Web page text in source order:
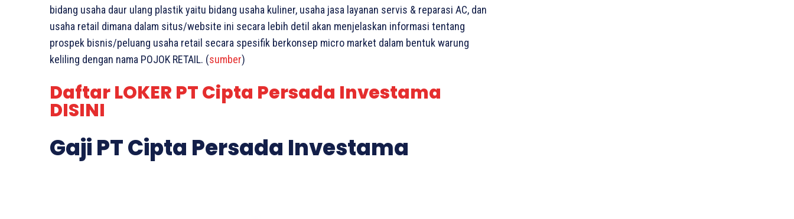
bidang usaha daur ulang plastik yaitu bidang usaha kuliner, usaha jasa layanan servis & reparasi AC, dan
usaha retail dimana dalam situs/website ini secara lebih detil akan menjelaskan informasi tentang
prospek bisnis/peluang usaha retail secara spesifik berkonsep micro market dalam bentuk warung
keliling dengan nama POJOK RETAIL. (sumber)
Daftar LOKER PT Cipta Persada Investama
DISINI
Gaji PT Cipta Persada Investama